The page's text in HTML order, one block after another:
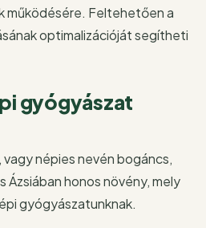
működésére. Feltehetően a
optimalizációját segítheti
gyógyászat
népies nevén bogáncs,
Ázsiában honos növény, mely
gyógyászatunknak.